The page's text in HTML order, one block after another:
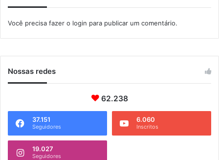
Você precisa fazer o login para publicar um comentário.
Nossas redes
62.238
37.151
Seguidores
6.060
Inscritos
19.027
Seguidores